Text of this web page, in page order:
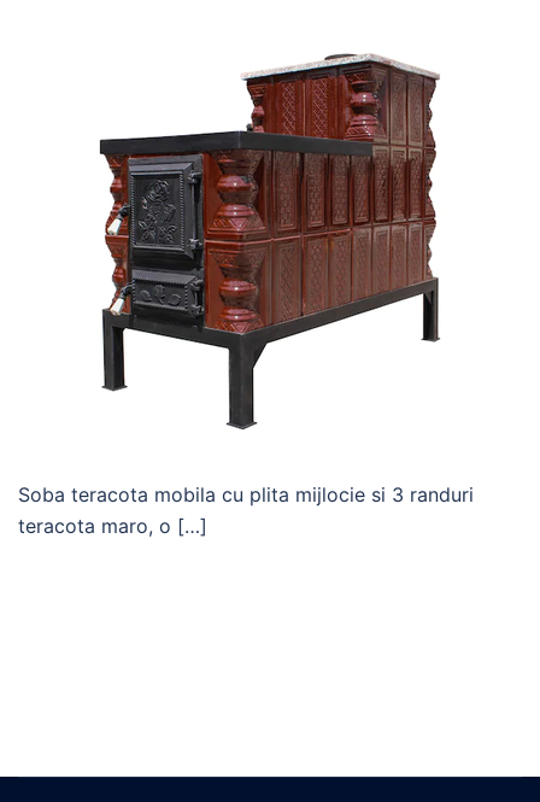
Soba teracota mobila cu plita mijlocie si 3 randuri
teracota maro, o […]